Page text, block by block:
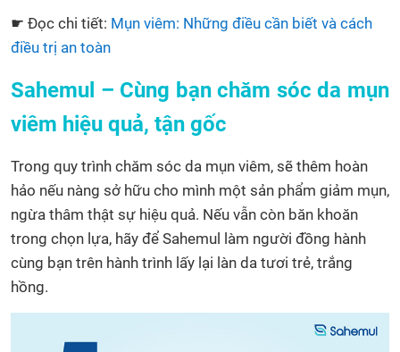
☛ Đọc chi tiết: Mụn viêm: Những điều cần biết và cách
điều trị an toàn
Sahemul – Cùng bạn chăm sóc da mụn
viêm hiệu quả, tận gốc
Trong quy trình chăm sóc da mụn viêm, sẽ thêm hoàn
hảo nếu nàng sở hữu cho mình một sản phẩm giảm mụn,
ngừa thâm thật sự hiệu quả. Nếu vẫn còn băn khoăn
trong chọn lựa, hãy để Sahemul làm người đồng hành
cùng bạn trên hành trình lấy lại làn da tươi trẻ, trắng
hồng.